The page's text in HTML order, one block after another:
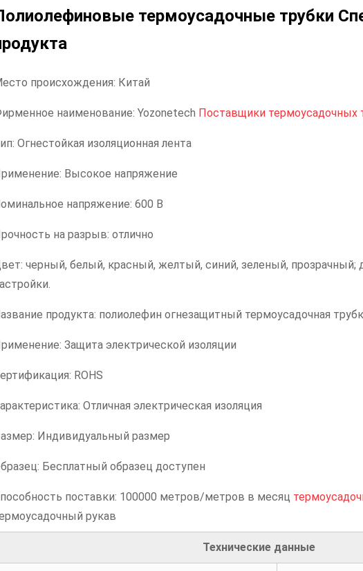
термоусадочные трубки
происхождения: Китай
наименование: Yozonetech Поставщики термоусадочных
Огнестойкая изоляционная лента
Высокое напряжение
напряжение: 600 В
на разрыв: отлично
черный, белый, красный, желтый, синий, зеленый, прозрачный;
продукта: полиолефин огнезащитный термоусадочная
Защита электрической изоляции
ROHS
Отличная электрическая изоляция
Индивидуальный размер
Бесплатный образец доступен
поставки: 100000 метров/метров в месяц
рукав
Технические данные